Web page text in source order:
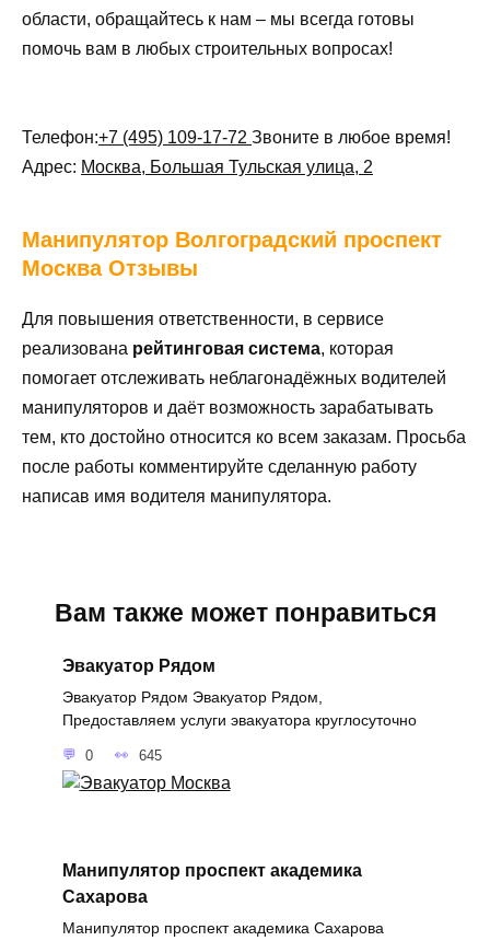
области, обращайтесь к нам – мы всегда готовы
помочь вам в любых строительных вопросах!
Телефон:+7 (495) 109-17-72 Звоните в любое время!
Адрес: Москва, Большая Тульская улица, 2
Манипулятор Волгоградский проспект
Москва Отзывы
Для повышения ответственности, в сервисе
реализована рейтинговая система, которая
помогает отслеживать неблагонадёжных водителей
манипуляторов и даёт возможность зарабатывать
тем, кто достойно относится ко всем заказам. Просьба
после работы комментируйте сделанную работу
написав имя водителя манипулятора.
Вам также может понравиться
Эвакуатор Рядом
Эвакуатор Рядом Эвакуатор Рядом,
Предоставляем услуги эвакуатора круглосуточно
0 645
Манипулятор проспект академика
Сахарова
Манипулятор проспект академика Сахарова